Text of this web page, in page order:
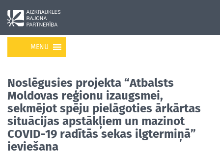
MENU
Noslēgusies projekta “Atbalsts
Moldovas reģionu izaugsmei,
sekmējot spēju pielāgoties ārkārtas
situācijas apstākļiem un mazinot
COVID-19 radītās sekas ilgtermiņā”
ieviešana